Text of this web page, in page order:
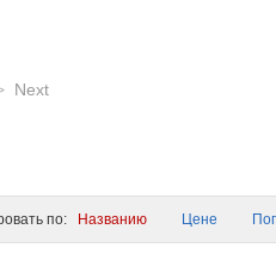
Next
по: Названию Цене